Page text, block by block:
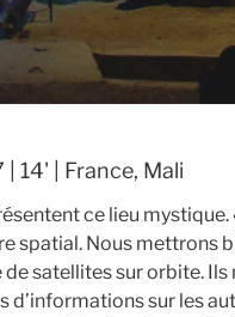
14' | France, Mali
ce lieu mystique.
spatial. Nous mettrons
de satellites sur orbite.
d’informations sur les